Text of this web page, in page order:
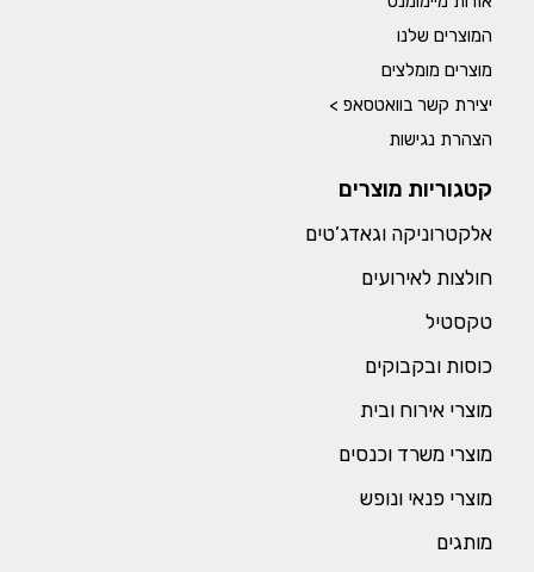
המוצרים שלנו
מוצרים מומלצים
יצירת קשר בוואטסאפ >
הצהרת נגישות
קטגוריות מוצרים
אלקטרוניקה וגאדג’טים
חולצות לאירועים
טקסטיל
כוסות ובקבוקים
מוצרי אירוח ובית
מוצרי משרד וכנסים
מוצרי פנאי ונופש
מותגים